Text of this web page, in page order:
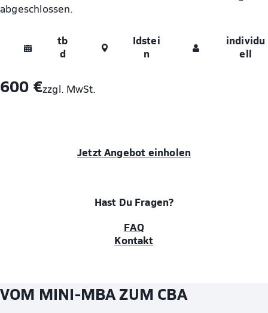
abgeschlossen.
tb
d
Idstei
n
individu
ell
600 €zzgl. MwSt.
Jetzt Angebot einholen
Hast Du Fragen?
FAQ
Kontakt
VOM MINI-MBA ZUM CBA